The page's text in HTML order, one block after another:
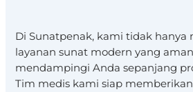
Di Sunatpenak, kami tidak hanya
layanan sunat modern yang
mendampingi Anda sepanjang
Tim medis kami siap